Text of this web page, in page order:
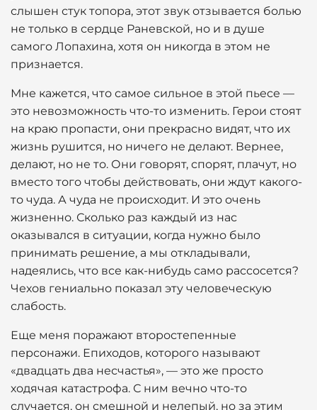
слышен стук топора, этот звук отзывается болью
не только в сердце Раневской, но и в душе
самого Лопахина, хотя он никогда в этом не
признается.
Мне кажется, что самое сильное в этой пьесе —
это невозможность что-то изменить. Герои стоят
на краю пропасти, они прекрасно видят, что их
жизнь рушится, но ничего не делают. Вернее,
делают, но не то. Они говорят, спорят, плачут, но
вместо того чтобы действовать, они ждут какого-
то чуда. А чуда не происходит. И это очень
жизненно. Сколько раз каждый из нас
оказывался в ситуации, когда нужно было
принимать решение, а мы откладывали,
надеялись, что все как-нибудь само рассосется?
Чехов гениально показал эту человеческую
слабость.
Еще меня поражают второстепенные
персонажи. Епиходов, которого называют
«двадцать два несчастья», — это же просто
ходячая катастрофа. С ним вечно что-то
случается, он смешной и нелепый, но за этим